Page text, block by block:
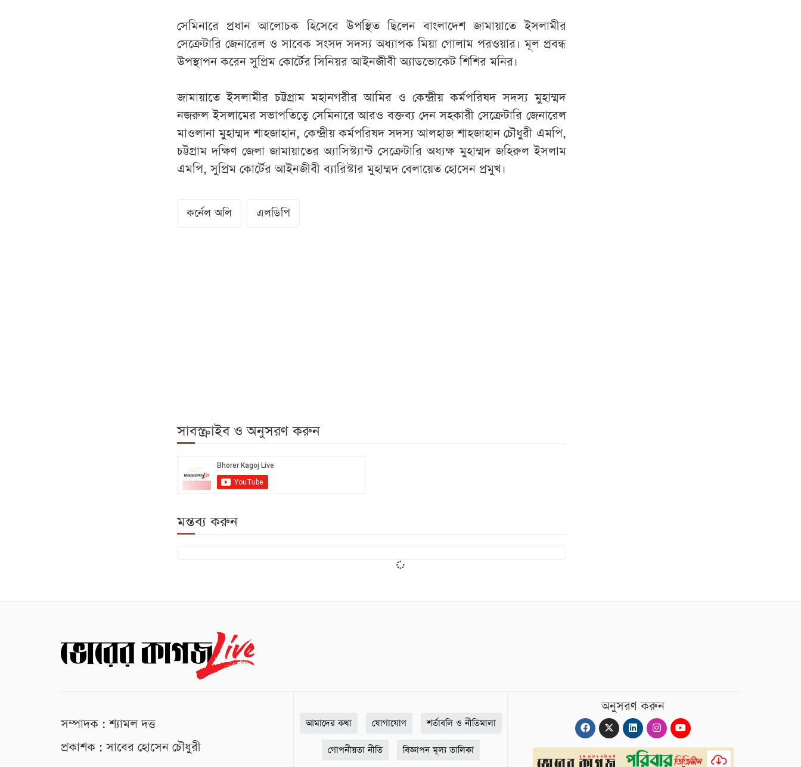
সেমিনারে প্রধান আলোচক হিসেবে উপস্থিত ছিলেন বাংলাদেশ জামায়াতে ইসলামীর
সেক্রেটারি জেনারেল ও সাবেক সংসদ সদস্য অধ্যাপক মিয়া গোলাম পরওয়ার। মূল প্রবন্ধ
উপস্থাপন করেন সুপ্রিম কোর্টের সিনিয়র আইনজীবী অ্যাডভোকেট শিশির মনির।
জামায়াতে ইসলামীর চট্টগ্রাম মহানগরীর আমির ও কেন্দ্রীয় কর্মপরিষদ সদস্য মুহাম্মদ
নজরুল ইসলামের সভাপতিত্বে সেমিনারে আরও বক্তব্য দেন সহকারী সেক্রেটারি জেনারেল
মাওলানা মুহাম্মদ শাহজাহান, কেন্দ্রীয় কর্মপরিষদ সদস্য আলহাজ শাহজাহান চৌধুরী এমপি,
চট্টগ্রাম দক্ষিণ জেলা জামায়াতের অ্যাসিস্ট্যান্ট সেক্রেটারি অধ্যক্ষ মুহাম্মদ জহিরুল ইসলাম
এমপি, সুপ্রিম কোর্টের আইনজীবী ব্যারিস্টার মুহাম্মদ বেলায়েত হোসেন প্রমুখ।
কর্নেল অলি এলডিপি
সাবস্ক্রাইব ও অনুসরণ করুন
মন্তব্য করুন
সম্পাদক : শ্যামল দত্ত
প্রকাশক : সাবের হোসেন চৌধুরী
আমাদের কথা যোগাযোগ শর্তাবলি ও নীতিমালা
গোপনীয়তা নীতি বিজ্ঞাপন মূল্য তালিকা
অনুসরণ করুন